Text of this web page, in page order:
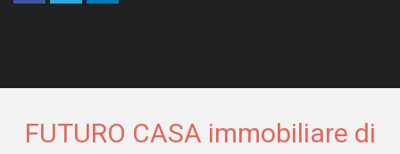
FUTURO CASA immobiliare di